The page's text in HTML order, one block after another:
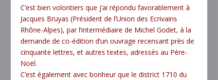
C’est bien volontiers que j’ai répondu favorablement à
Jacques Bruyas (Président de l’Union des Ecrivains
Rhône-Alpes), par l’intermédiaire de Michel Godet, à la
demande de co-édition d’un ouvrage recensant près de
cinquante lettres, et autres textes, adressés au Père-
Noël.
C’est également avec bonheur que le district 1710 du